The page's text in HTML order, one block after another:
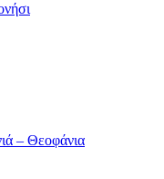
– Θεοφάνια